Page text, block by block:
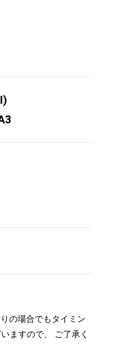
の場合でもタイミン
ますので、 ご了承く